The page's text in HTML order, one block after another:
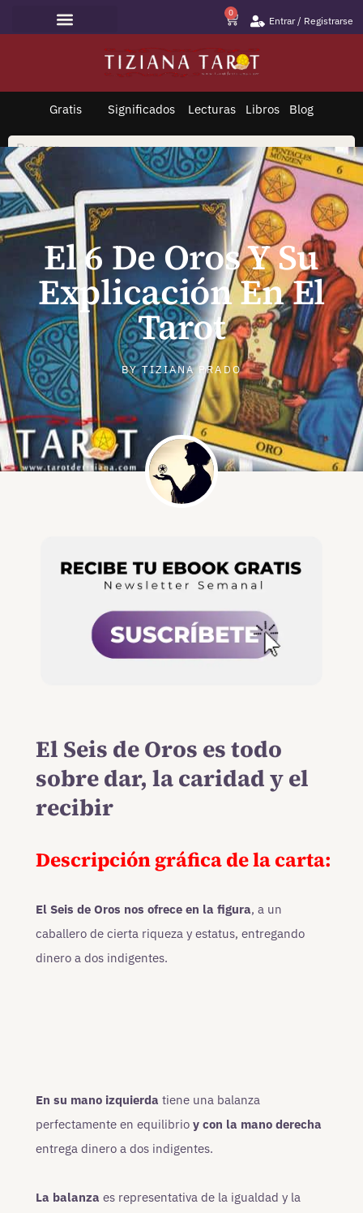
0
Entrar / Registrarse
Gratis Significados Lecturas Libros Blog
El 6 De Oros Y Su
Explicación En El
Tarot
BYTIZIANA PRADO
El Seis de Oros es todo
sobre dar, la caridad y el
recibir
Descripción gráfica de la carta:
El Seis de Oros nos ofrece en la figura, a un
caballero de cierta riqueza y estatus, entregando
dinero a dos indigentes.
En su mano izquierda tiene una balanza
perfectamente en equilibrio y con la mano derecha
entrega dinero a dos indigentes.
La balanza es representativa de la igualdad y la